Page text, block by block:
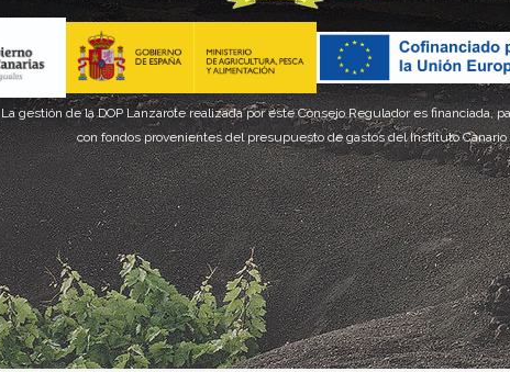
La gestión de la DOP Lanzarote realizada por este Consejo Regulador es financiada,
con fondos provenientes del presupuesto de gastos del Instituto